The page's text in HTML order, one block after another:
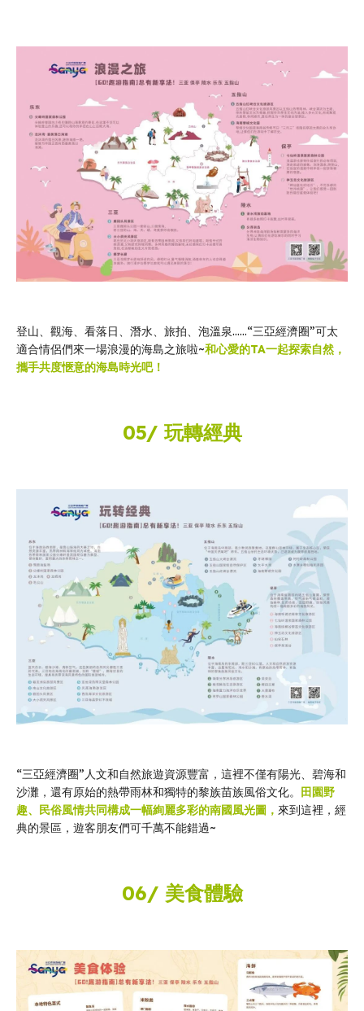
登山、觀海、看落日、潛水、旅拍、泡溫泉……“三亞經濟圈”可太
適合情侶們來一場浪漫的海島之旅啦~和心愛的TA一起探索自然，
攜手共度愜意的海島時光吧！
05/ 玩轉經典
“三亞經濟圈”人文和自然旅遊資源豐富，這裡不僅有陽光、碧海和
沙灘，還有原始的熱帶雨林和獨特的黎族苗族風俗文化。 田園野
趣、民俗風情共同構成一幅絢麗多彩的南國風光圖， 來到這裡，經
典的景區，遊客朋友們可千萬不能錯過~
06/ 美食體驗